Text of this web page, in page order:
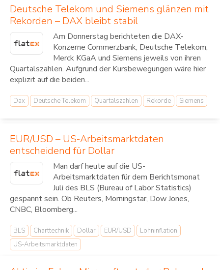
Deutsche Telekom und Siemens glänzen mit
Rekorden – DAX bleibt stabil
Am Donnerstag berichteten die DAX-
Konzerne Commerzbank, Deutsche Telekom,
Merck KGaA und Siemens jeweils von ihren
Quartalszahlen. Aufgrund der Kursbewegungen wäre hier
explizit auf die beiden...
Dax Deutsche Telekom Quartalszahlen Rekorde Siemens
EUR/USD – US-Arbeitsmarktdaten
entscheidend für Dollar
Man darf heute auf die US-
Arbeitsmarktdaten für dem Berichtsmonat
Juli des BLS (Bureau of Labor Statistics)
gespannt sein. Ob Reuters, Morningstar, Dow Jones,
CNBC, Bloomberg...
BLS Charttechnik Dollar EUR/USD
Lohninflation
US-Arbeitsmarktdaten